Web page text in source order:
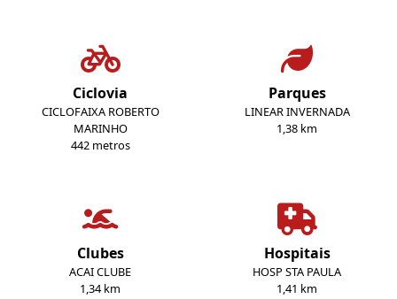
Ciclovia
CICLOFAIXA ROBERTO
MARINHO
442 metros
Parques
LINEAR INVERNADA
1,38 km
Clubes
ACAI CLUBE
1,34 km
Hospitais
HOSP STA PAULA
1,41 km